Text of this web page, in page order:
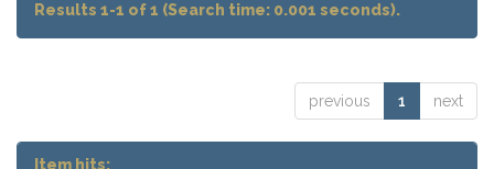
Results 1-1 of 1 (Search time: 0.001 seconds).
previous 1 next
Item hits: